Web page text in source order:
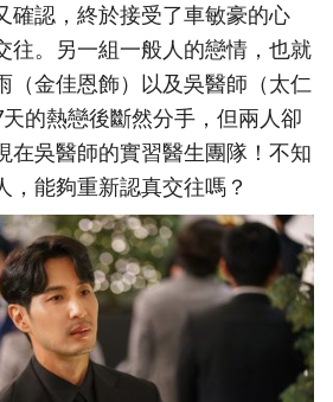
確認，終於接受了車敏豪的心
往。另一組一般人的戀情，也就
（金佳恩飾）以及吳醫師（太仁
的熱戀後斷然分手，但兩人卻
在吳醫師的實習醫生團隊！不知
，能夠重新認真交往嗎？